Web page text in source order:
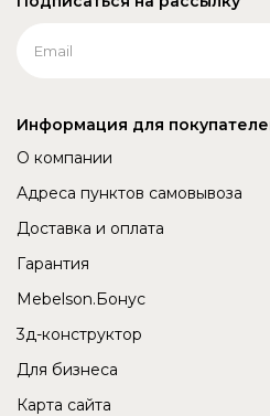
Информация для
О компании
Адреса пунктов самовывоза
Доставка и оплата
Гарантия
Mebelson.Бонус
3д-конструктор
Для бизнеса
Карта сайта